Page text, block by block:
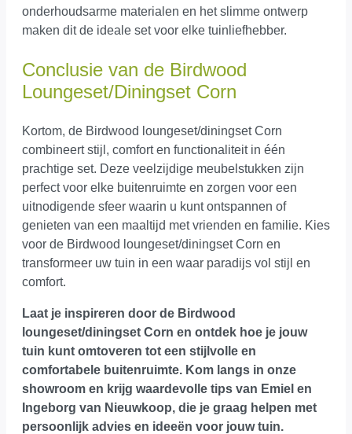
onderhoudsarme materialen en het slimme ontwerp
maken dit de ideale set voor elke tuinliefhebber.
Conclusie van de Birdwood
Loungeset/Diningset Corn
Kortom, de Birdwood loungeset/diningset Corn
combineert stijl, comfort en functionaliteit in één
prachtige set. Deze veelzijdige meubelstukken zijn
perfect voor elke buitenruimte en zorgen voor een
uitnodigende sfeer waarin u kunt ontspannen of
genieten van een maaltijd met vrienden en familie. Kies
voor de Birdwood loungeset/diningset Corn en
transformeer uw tuin in een waar paradijs vol stijl en
comfort.
Laat je inspireren door de Birdwood
loungeset/diningset Corn en ontdek hoe je jouw
tuin kunt omtoveren tot een stijlvolle en
comfortabele buitenruimte. Kom langs in onze
showroom en krijg waardevolle tips van Emiel en
Ingeborg van Nieuwkoop, die je graag helpen met
persoonlijk advies en ideeën voor jouw tuin.